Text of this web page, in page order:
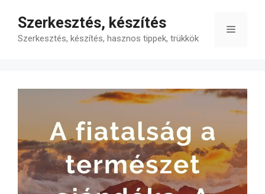
tartalomba
Szerkesztés, készítés
Szerkesztés, készítés, hasznos tippek, trükkök
Menü